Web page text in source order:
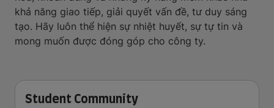
khả năng giao tiếp, giải quyết vấn đề, tư duy sáng
tạo. Hãy luôn thể hiện sự nhiệt huyết, sự tự tin và
mong muốn được đóng góp cho công ty.
Student Community